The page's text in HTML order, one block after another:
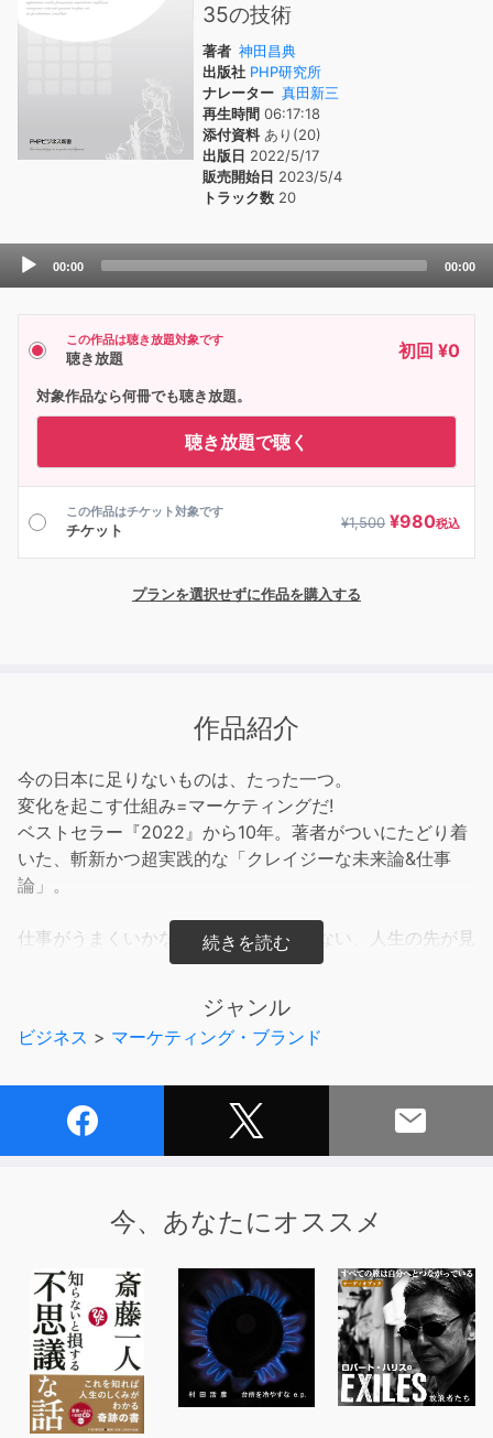
35の技術
著者 神田昌典
出版社 PHP研究所
ナレーター 真田新三
再生時間 06:17:18
添付資料あり(20)
出版日 2022/5/17
販売開始日 2023/5/4
トラック数 20
Audio
00:00 00:00
この作品は聴き放題対象です
聴き放題 初回 ¥0
対象作品なら何冊でも聴き放題。
聴き放題で聴く
この作品はチケット対象です
チケット ¥1,500 ¥980税込
プランを選択せずに作品を購入する
作品紹介
今の日本に足りないものは、たった一つ。
変化を起こす仕組み=マーケティングだ!
ベストセラー『2022』から10年。著者がついにたどり着
いた、斬新かつ超実践的な「クレイジーな未来論&仕事
論」。
仕事がうまくいかない、会社が変わらない、人生の先が見
えない……そんなあなたへ。
術」を用いて、自分を、会社を、そして社会を変えるため
の方法論を説くのが本書。様々な分野において、どのよう
例を挙げれば、
突破
・ダッシュボードで若手もベテランも公平に働ける会社を
作る
・逆算思考で難問に思いもよらなかった解決策を
・OKRとデイリースクラムで頑張らなくても目標が達成で
きる組織に
ジャンル
ビジネス > マーケティング・ブランド
今、あなたにオススメ